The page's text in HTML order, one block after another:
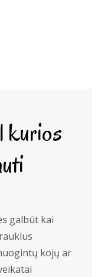
kurios
galbūt kai
kojų ar